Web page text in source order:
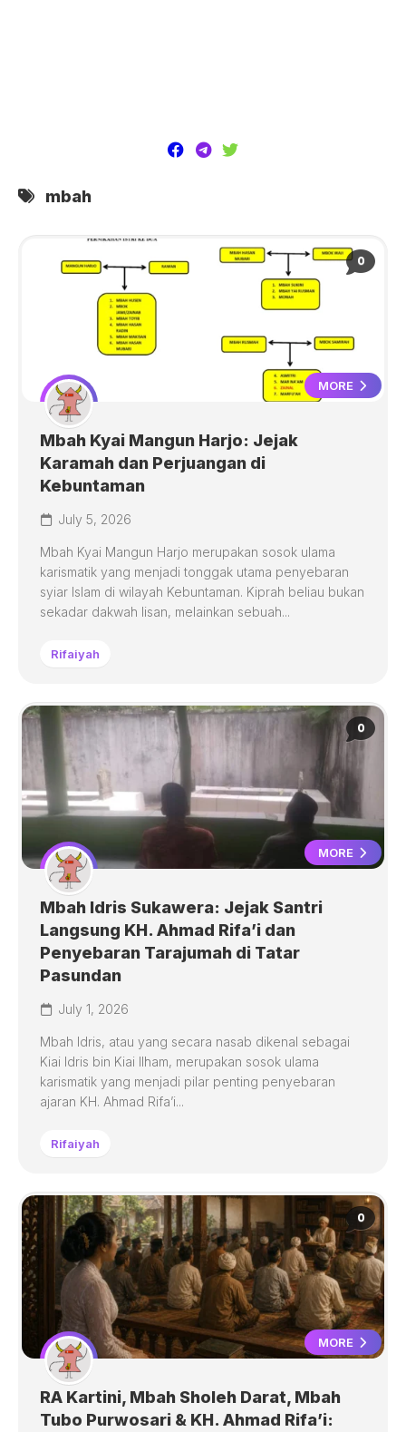
mbah
0
MORE
Mbah Kyai Mangun Harjo: Jejak
Karamah dan Perjuangan di
Kebuntaman
July 5, 2026
Mbah Kyai Mangun Harjo merupakan sosok ulama
karismatik yang menjadi tonggak utama penyebaran
syiar Islam di wilayah Kebuntaman. Kiprah beliau bukan
sekadar dakwah lisan, melainkan sebuah...
Rifaiyah
0
MORE
Mbah Idris Sukawera: Jejak Santri
Langsung KH. Ahmad Rifa’i dan
Penyebaran Tarajumah di Tatar
Pasundan
July 1, 2026
Mbah Idris, atau yang secara nasab dikenal sebagai
Kiai Idris bin Kiai Ilham, merupakan sosok ulama
karismatik yang menjadi pilar penting penyebaran
ajaran KH. Ahmad Rifa’i...
Rifaiyah
0
MORE
RA Kartini, Mbah Sholeh Darat, Mbah
Tubo Purwosari & KH. Ahmad Rifa’i: